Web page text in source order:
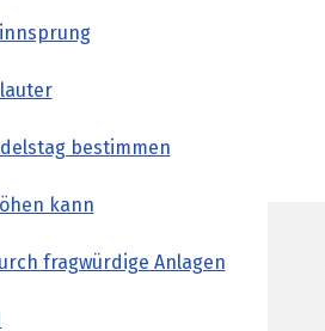
bestimmen
kann
fragwürdige Anlagen